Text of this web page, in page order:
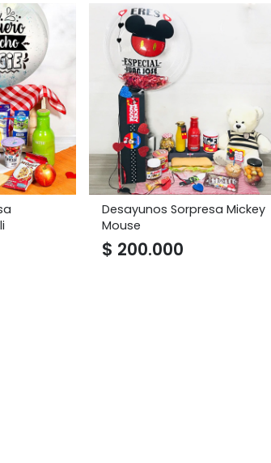
Desayunos Sorpresa Mickey
Mouse
$ 200.000